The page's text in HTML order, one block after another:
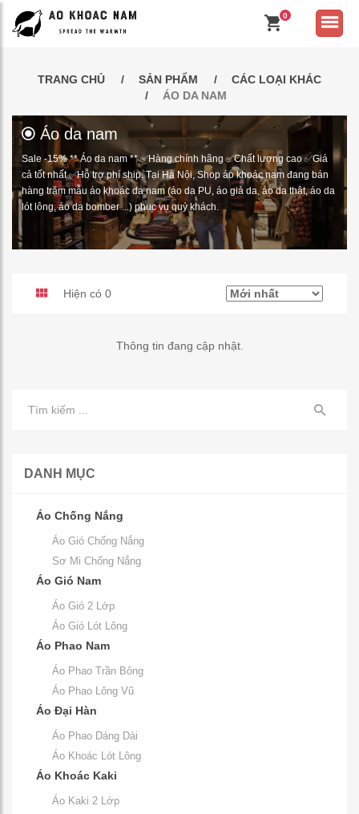
0
TRANG CHỦ SẢN PHẨM
CÁC LOẠI KHÁC
ÁO DA NAM
Áo da nam
Sale -15% ** Áo da nam ** ✅Hàng chính hãng ✅Chất lượng cao ✅Giá
cả tốt nhất ✅Hỗ trợ phí ship. Tại Hà Nội, Shop áo khoác nam đang bán
hàng trăm mẫu áo khoác da nam (áo da PU, áo giả da, áo da thật, áo da
lót lông, áo da bomber ...) phục vụ quý khách.
Hiện có 0
Thông tin đang cập nhật.
DANH MỤC
Áo Chống Nắng
Áo Gió Chống Nắng
Sơ Mi Chống Nắng
Áo Gió Nam
Áo Gió 2 Lớp
Áo Gió Lót Lông
Áo Phao Nam
Áo Phao Trần Bông
Áo Phao Lông Vũ
Áo Đại Hàn
Áo Phao Dáng Dài
Áo Khoác Lót Lông
Áo Khoác Kaki
Áo Kaki 2 Lớp